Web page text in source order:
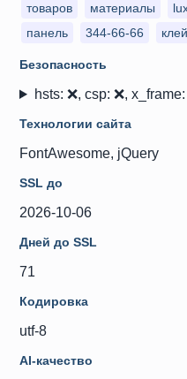
товаров
материалы
панель
344-66-66 клей
Безопасность
hsts: ❌, csp: ❌,
Технологии сайта
FontAwesome, jQuery
SSL до
2026-10-06
Дней до SSL
71
Кодировка
utf-8
AI-качество